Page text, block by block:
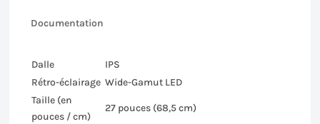
Documentation
Dalle
IPS
Rétro-éclairage Wide-Gamut LED
Taille (en
pouces / cm)
27 pouces (68,5 cm)